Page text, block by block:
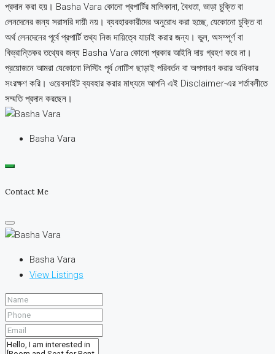
প্রদান করা হয়। Basha Vara কোনো প্রপার্টির মালিকানা, বৈধতা, ভাড়া চুক্তি বা
লেনদেনের জন্য সরাসরি দায়ী নয়। ব্যবহারকারীদের অনুরোধ করা হচ্ছে, যেকোনো চুক্তি বা
অর্থ লেনদেনের পূর্বে প্রপার্টি তথ্য নিজ দায়িত্বে যাচাই করার জন্য। ভুল, অসম্পূর্ণ বা
বিভ্রান্তিকর তথ্যের জন্য Basha Vara কোনো প্রকার আইনি দায় গ্রহণ করে না।
প্রয়োজনে আমরা যেকোনো লিস্টিং পূর্ব নোটিশ ছাড়াই পরিবর্তন বা অপসারণ করার অধিকার
সংরক্ষণ করি। ওয়েবসাইট ব্যবহার করার মাধ্যমে আপনি এই Disclaimer-এর শর্তাবলীতে
সম্মতি প্রদান করছেন।
Basha Vara
Contact Me
Basha Vara
View Listings